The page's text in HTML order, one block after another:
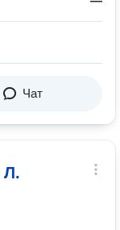
Чат
Л.